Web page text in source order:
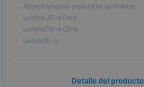
Accesorios para productos sanitarios:
Lumina 3D-e Easy
Lumina 3D-e Clinic
Lumio 3D-e
Detalle del producto